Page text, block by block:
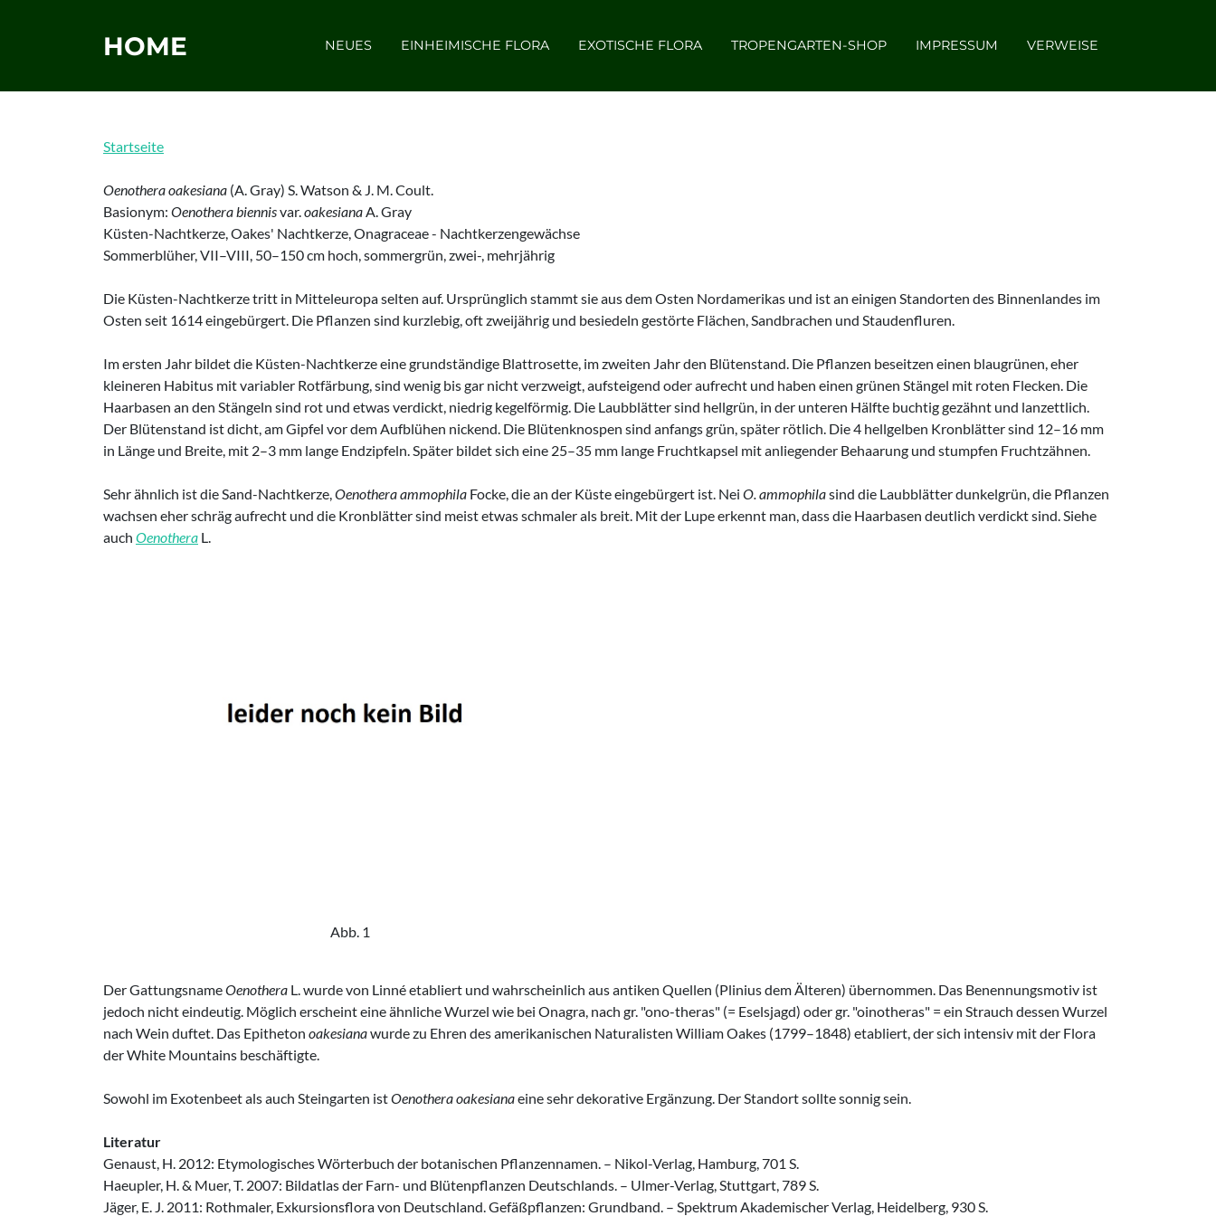
HOME NEUES EINHEIMISCHE FLORA EXOTISCHE FLORA TROPENGARTEN-SHOP IMPRESSUM VERWEISE
Startseite
Oenothera oakesiana (A. Gray) S. Watson & J. M. Coult.
Basionym: Oenothera biennisvar.oakesianaA. Gray
Küsten-Nachtkerze, Oakes' Nachtkerze, Onagraceae - Nachtkerzengewächse
Sommerblüher, VII–VIII, 50–150 cm hoch, sommergrün, zwei-, mehrjährig
Die Küsten-Nachtkerze tritt in Mitteleuropa selten auf. Ursprünglich stammt sie aus dem Osten Nordamerikas und ist an einigen Standorten des Binnenlandes im
Osten seit 1614 eingebürgert. Die Pflanzen sind kurzlebig, oft zweijährig und besiedeln gestörte Flächen, Sandbrachen und Staudenfluren.
Im ersten Jahr bildet die Küsten-Nachtkerze eine grundständige Blattrosette, im zweiten Jahr den Blütenstand. Die Pflanzen beseitzen einen blaugrünen, eher
kleineren Habitus mit variabler Rotfärbung, sind wenig bis gar nicht verzweigt, aufsteigend oder aufrecht und haben einen grünen Stängel mit roten Flecken. Die
Haarbasen an den Stängeln sind rot und etwas verdickt, niedrig kegelförmig. Die Laubblätter sind hellgrün, in der unteren Hälfte buchtig gezähnt und lanzettlich.
Der Blütenstand ist dicht, am Gipfel vor dem Aufblühen nickend. Die Blütenknospen sind anfangs grün, später rötlich. Die 4 hellgelben Kronblätter sind 12–16 mm
in Länge und Breite, mit 2–3 mm lange Endzipfeln. Später bildet sich eine 25–35 mm lange Fruchtkapsel mit anliegender Behaarung und stumpfen Fruchtzähnen.
Sehr ähnlich ist die Sand-Nachtkerze,Oenothera ammophila Focke, die an der Küste eingebürgert ist. Nei O. ammophilasind die Laubblätter dunkelgrün, die Pflanzen
wachsen eher schräg aufrecht und die Kronblätter sind meist etwas schmaler als breit. Mit der Lupe erkennt man, dass die Haarbasen deutlich verdickt sind. Siehe
auch Oenothera L.
Abb. 1
Der GattungsnameOenothera L. wurde von Linné etabliert und wahrscheinlich aus antiken Quellen (Plinius dem Älteren) übernommen. Das Benennungsmotiv ist
jedoch nicht eindeutig. Möglich erscheint eine ähnliche Wurzel wie bei Onagra, nach gr. "ono-theras" (= Eselsjagd) oder gr. "oinotheras" = ein Strauch dessen Wurzel
nach Wein duftet. Das Epitheton oakesianawurde zu Ehren des amerikanischen Naturalisten William Oakes (1799–1848) etabliert, der sich intensiv mit der Flora
der White Mountains beschäftigte.
Sowohl im Exotenbeet als auch Steingarten istOenothera oakesianaeine sehr dekorative Ergänzung. Der Standort sollte sonnig sein.
Literatur
Genaust, H. 2012: Etymologisches Wörterbuch der botanischen Pflanzennamen. – Nikol-Verlag, Hamburg, 701 S.
Haeupler, H. & Muer, T. 2007: Bildatlas der Farn- und Blütenpflanzen Deutschlands. – Ulmer-Verlag, Stuttgart, 789 S.
Jäger, E. J. 2011: Rothmaler, Exkursionsflora von Deutschland. Gefäßpflanzen: Grundband. – Spektrum Akademischer Verlag, Heidelberg, 930 S.